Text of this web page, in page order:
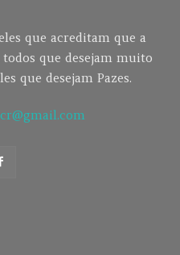
que acreditam que a
que desejam muito
que desejam Pazes.